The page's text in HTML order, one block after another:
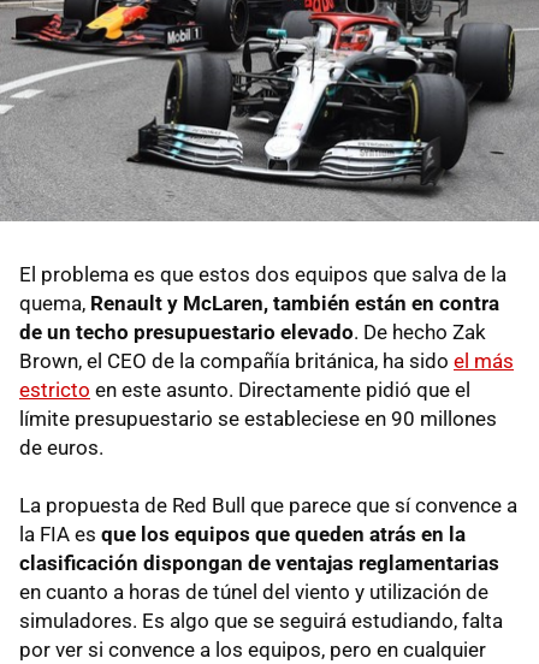
El problema es que estos dos equipos que salva de la
quema, Renault y McLaren, también están en contra
de un techo presupuestario elevado. De hecho Zak
Brown, el CEO de la compañía británica, ha sido el más
estricto en este asunto. Directamente pidió que el
límite presupuestario se estableciese en 90 millones
de euros.
La propuesta de Red Bull que parece que sí convence a
la FIA es que los equipos que queden atrás en la
clasificación dispongan de ventajas reglamentarias
en cuanto a horas de túnel del viento y utilización de
simuladores. Es algo que se seguirá estudiando, falta
por ver si convence a los equipos, pero en cualquier